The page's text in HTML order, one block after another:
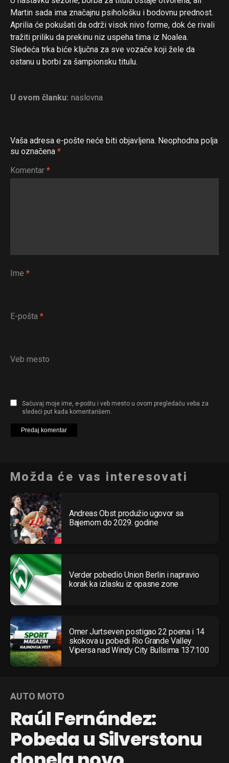
Martin sada ima značajnu psihološku i bodovnu prednost.
Aprilia će pokušati da održi visok nivo forme, dok će rivali
tražiti priliku da prekinu niz uspeha tima iz Noalea.
Sledeća trka biće ključna za sve vozače koji žele da
ostanu u borbi za šampionsku titulu.
U ovom članku: naslovna
Vaša adresa e-pošte neće biti objavljena. Neophodna polja
su označena *
Komentar *
Ime *
E-pošta *
Veb mesto
Sačuvaj moje ime, e-poštu i veb mesto u ovom pregledaču veba za
sledeći put kada komentarišem.
Možda će vas interesovati
Andreas Obst produžio ugovor sa
Bajernom do 2029. godine
Verder pobedio Union Berlin i napravio
korak ka izlasku iz opasne zone
Omer Jurtseven postigao 22 poena i 14
skokova u pobedi Rio Grande Valley
Vipersa nad Windy City Bullsima 137:100
AUTO MOTO
Raúl Fernández:
Pobeda u Silverstonu